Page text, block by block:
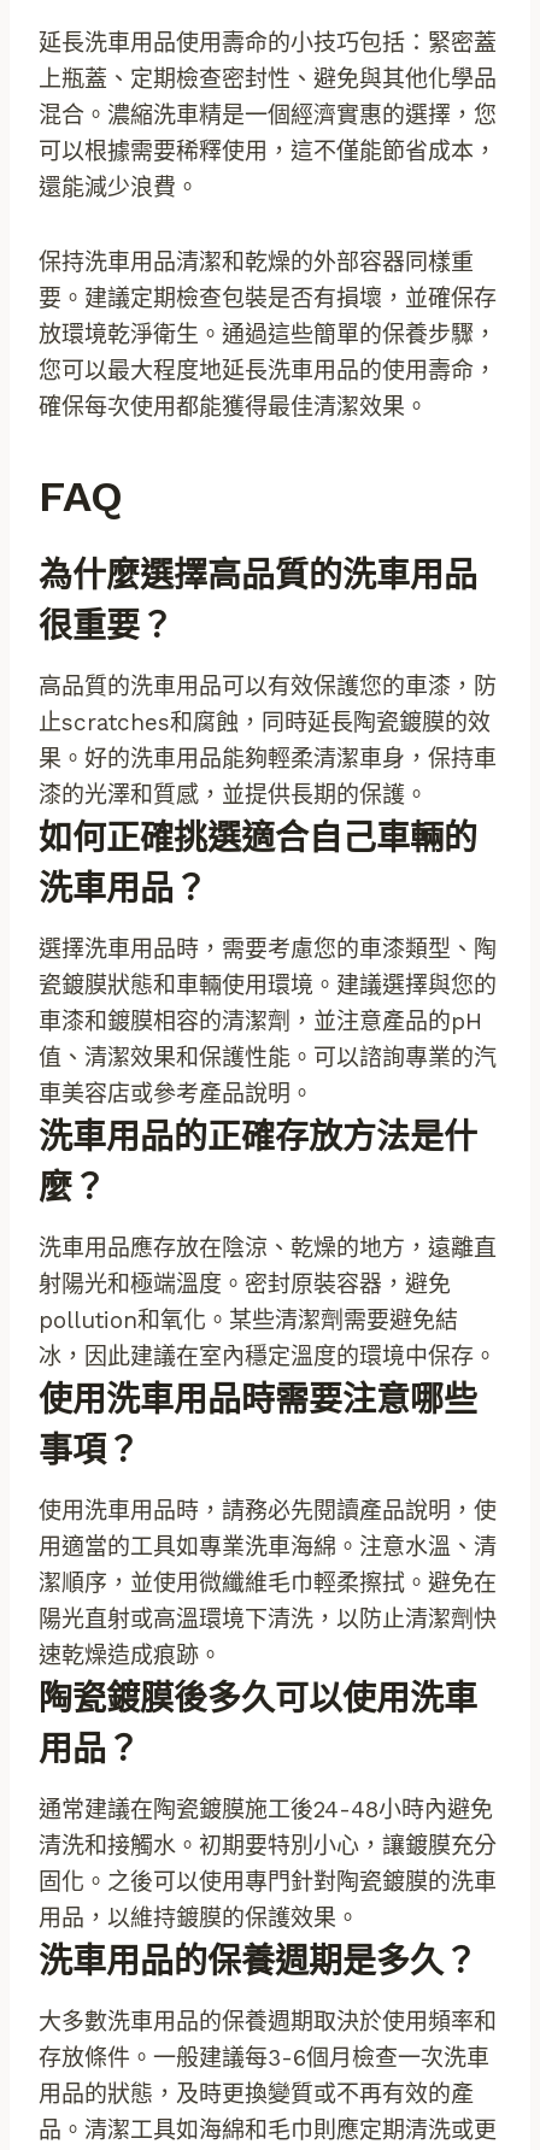
延長洗車用品使用壽命的小技巧包括：緊密蓋
上瓶蓋、定期檢查密封性、避免與其他化學品
混合。濃縮洗車精是一個經濟實惠的選擇，您
可以根據需要稀釋使用，這不僅能節省成本，
還能減少浪費。
保持洗車用品清潔和乾燥的外部容器同樣重
要。建議定期檢查包裝是否有損壞，並確保存
放環境乾淨衛生。通過這些簡單的保養步驟，
您可以最大程度地延長洗車用品的使用壽命，
確保每次使用都能獲得最佳清潔效果。
FAQ
為什麼選擇高品質的洗車用品
很重要？
高品質的洗車用品可以有效保護您的車漆，防
止scratches和腐蝕，同時延長陶瓷鍍膜的效
果。好的洗車用品能夠輕柔清潔車身，保持車
漆的光澤和質感，並提供長期的保護。
如何正確挑選適合自己車輛的
洗車用品？
選擇洗車用品時，需要考慮您的車漆類型、陶
瓷鍍膜狀態和車輛使用環境。建議選擇與您的
車漆和鍍膜相容的清潔劑，並注意產品的pH
值、清潔效果和保護性能。可以諮詢專業的汽
車美容店或參考產品說明。
洗車用品的正確存放方法是什
麼？
洗車用品應存放在陰涼、乾燥的地方，遠離直
射陽光和極端溫度。密封原裝容器，避免
pollution和氧化。某些清潔劑需要避免結
冰，因此建議在室內穩定溫度的環境中保存。
使用洗車用品時需要注意哪些
事項？
使用洗車用品時，請務必先閱讀產品說明，使
用適當的工具如專業洗車海綿。注意水溫、清
潔順序，並使用微纖維毛巾輕柔擦拭。避免在
陽光直射或高溫環境下清洗，以防止清潔劑快
速乾燥造成痕跡。
陶瓷鍍膜後多久可以使用洗車
用品？
通常建議在陶瓷鍍膜施工後24-48小時內避免
清洗和接觸水。初期要特別小心，讓鍍膜充分
固化。之後可以使用專門針對陶瓷鍍膜的洗車
用品，以維持鍍膜的保護效果。
洗車用品的保養週期是多久？
大多數洗車用品的保養週期取決於使用頻率和
存放條件。一般建議每3-6個月檢查一次洗車
用品的狀態，及時更換變質或不再有效的產
品。清潔工具如海綿和毛巾則應定期清洗或更